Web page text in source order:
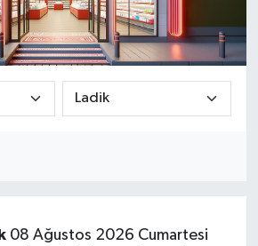
08 Ağustos 2026 Cumartesi